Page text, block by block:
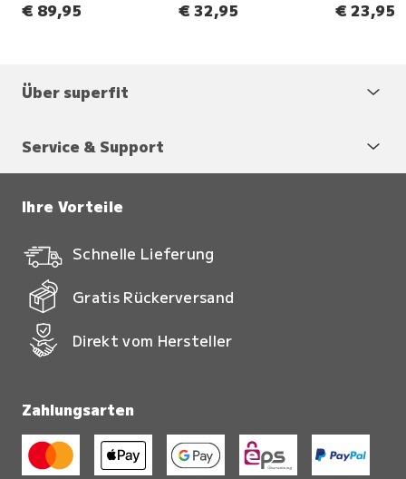
€ 89,95 € 32,95
€ 23,95
Über superfit
Service & Support
Ihre Vorteile
Schnelle Lieferung
Gratis Rückerversand
Direkt vom Hersteller
Zahlungsarten